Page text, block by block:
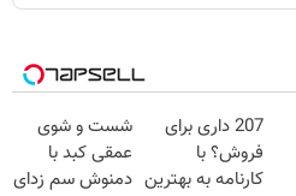
207 داری برای
فروش؟ با
کارنامه به بهترین
شست و شوی
عمقی کبد با
دمنوش سم زدای